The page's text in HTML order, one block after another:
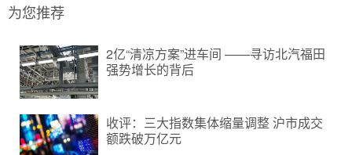
为您推荐
2亿“清凉方案”进车间 ——寻访北汽福田
强势增长的背后
收评：三大指数集体缩量调整 沪市成交
额跌破万亿元